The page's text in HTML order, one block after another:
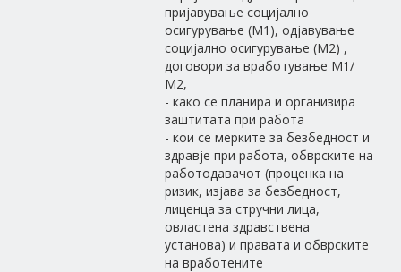
пријавување социјално
осигурување (М1), одјавување
социјално осигурување (М2) ,
договори за вработување М1/
М2,
- како се планира и организира
заштитата при работа
- кои се мерките за безбедност и
здравје при работа, обврските на
работодавачот (проценка на
ризик, изјава за безбедност,
лиценца за стручни лица,
овластена здравствена
установа) и правата и обврските
на вработените